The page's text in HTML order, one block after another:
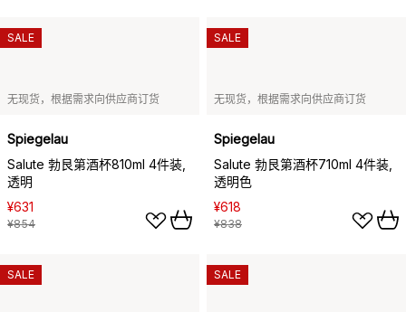
无现货，根据需求向供应商订货
Spiegelau
Salute 勃艮第酒杯810ml 4件装,
透明
¥631
¥854
SALE
无现货，根据需求向供应商订货
Spiegelau
Salute 勃艮第酒杯710ml 4件装,
透明色
¥618
¥838
SALE
SALE SALE